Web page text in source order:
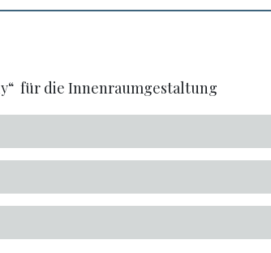
für die Innenraumgestaltung